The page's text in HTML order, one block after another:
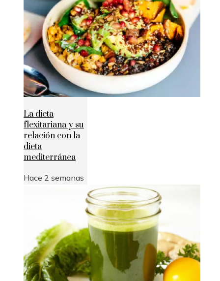
La dieta
flexitariana y su
relación con la
dieta
mediterránea
Hace 2 semanas